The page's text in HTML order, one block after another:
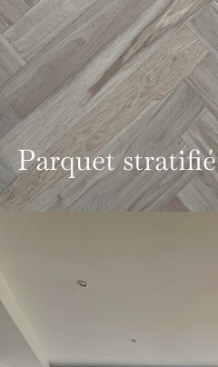
Parquet stratifié